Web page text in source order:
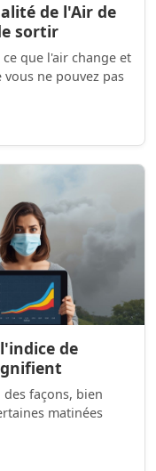
de l'Air de
sortir
que l'air change et
ne pouvez pas
de
façons, bien
matinées